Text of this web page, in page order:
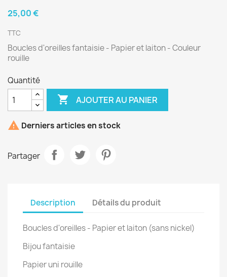
25,00 €
TTC
Boucles d'oreilles fantaisie - Papier et laiton - Couleur
rouille
Quantité
 AJOUTER AU PANIER
 Derniers articles en stock
Partager
Description Détails du produit
Boucles d'oreilles - Papier et laiton (sans nickel)
Bijou fantaisie
Papier uni rouille